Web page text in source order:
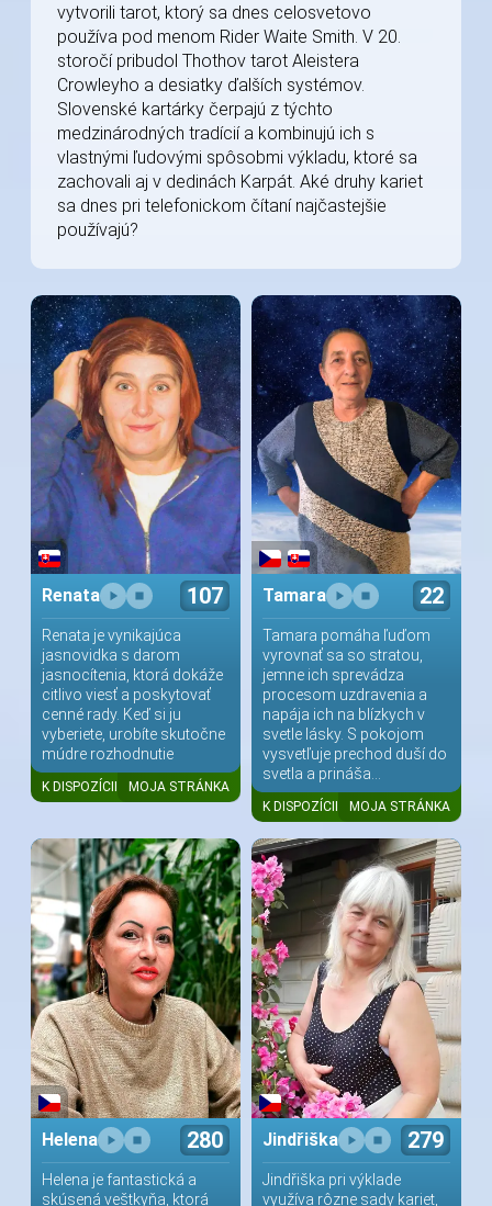
vytvorili tarot, ktorý sa dnes celosvetovo
používa pod menom Rider Waite Smith. V 20.
storočí pribudol Thothov tarot Aleistera
Crowleyho a desiatky ďalších systémov.
Slovenské kartárky čerpajú z týchto
medzinárodných tradícií a kombinujú ich s
vlastnými ľudovými spôsobmi výkladu, ktoré sa
zachovali aj v dedinách Karpát. Aké druhy kariet
sa dnes pri telefonickom čítaní najčastejšie
používajú?
Renata 107
Renata je vynikajúca
jasnovidka s darom
jasnocítenia, ktorá dokáže
citlivo viesť a poskytovať
cenné rady. Keď si ju
vyberiete, urobíte skutočne
múdre rozhodnutie
K DISPOZÍCII MOJA STRÁNKA
Tamara 22
Tamara pomáha ľuďom
vyrovnať sa so stratou,
jemne ich sprevádza
procesom uzdravenia a
napája ich na blízkych v
svetle lásky. S pokojom
vysvetľuje prechod duší do
svetla a prináša...
K DISPOZÍCII MOJA STRÁNKA
Helena 280
Helena je fantastická a
skúsená veštkyňa, ktorá
Jindřiška 279
Jindřiška pri výklade
využíva rôzne sady kariet,